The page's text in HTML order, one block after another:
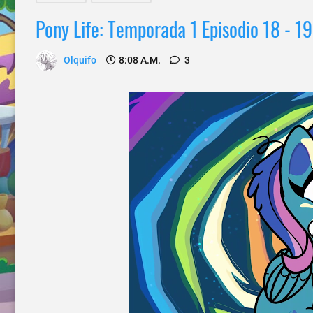
Pony Life: Temporada 1 Episodio 18 -
Olquifo 8:08 A.m. 3